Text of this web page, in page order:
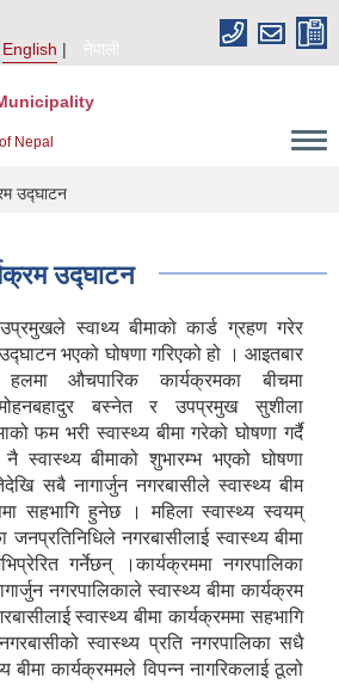
English
नेपाली
Nepal
उद्घाटन
उद्घाटन
स्वाथ्य बीमाको कार्ड ग्रहण गरेर
भएको घोषणा गरिएको हो । आइतबार
हलमा औचपारिक कार्यक्रमका बीचमा
बस्नेत र उपप्रमुख सुशीला
फम भरी स्वास्थ्य बीमा गरेको घोषणा गर्दै
स्वास्थ्य बीमाको शुभारम्भ भएको घोषणा
सबै नागार्जुन नगरबासीले स्वास्थ्य बीम
सहभागि हुनेछ । महिला स्वास्थ्य स्वयम्
नगरबासीलाई स्वास्थ्य बीमा
गर्नेछन् ।कार्यक्रममा नगरपालिका
नगरपालिकाले स्वास्थ्य बीमा कार्यक्रम
स्वास्थ्य बीमा कार्यक्रममा सहभागि
स्वास्थ्य प्रति नगरपालिका सधै
कार्यक्रममले विपन्न नागरिकलाई ठूलो